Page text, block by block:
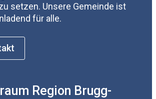
setzen. Unsere Gemeinde ist
für alle.
Region Brugg-